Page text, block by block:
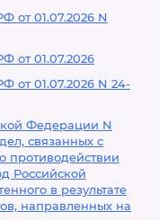
от 01.07.2026 N
от 01.07.2026
от 01.07.2026 N 24-
Федерации N
связанных с
противодействии
Российской
в результате
направленных на